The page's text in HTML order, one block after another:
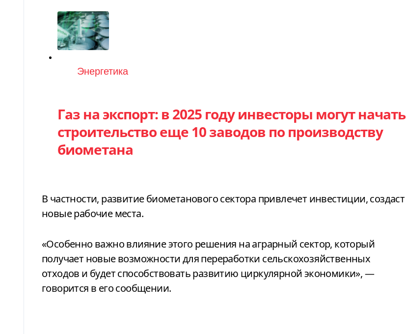
Категория
Энергетика
Газ на экспорт: в 2025 году инвесторы могут начать
строительство еще 10 заводов по производству
биометана
В частности, развитие биометанового сектора привлечет инвестиции, создаст
новые рабочие места.
«Особенно важно влияние этого решения на аграрный сектор, который
получает новые возможности для переработки сельскохозяйственных
отходов и будет способствовать развитию циркулярной экономики», —
говорится в его сообщении.